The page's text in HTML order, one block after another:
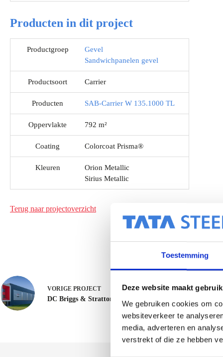
Toestemming
Deze website maakt
We gebruiken cookies om
websiteverkeer te
media, adverteren en
verstrekt of die ze hebben
Producten in dit project
Productgroep
Gevel
Sandwichpanelen gevel
Productsoort Carrier
Producten SAB-Carrier W 135.1000 TL
Oppervlakte 792 m²
Coating Colorcoat Prisma®
Kleuren
Orion Metallic
Sirius Metallic
Terug naar projectoverzicht
VORIGE PROJECT
DC Briggs & Stratton - Nijmegen/Wijchen